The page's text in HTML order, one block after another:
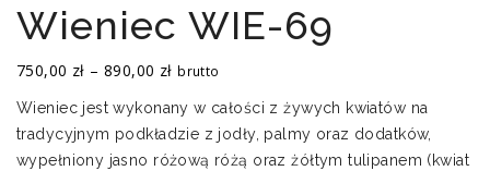
Wieniec WIE-69
750,00 zł – 890,00 złZakres
od
750,00 zł
brutto
Wieniec jest wykonany w całości z żywych kwiatów na
tradycyjnym podkładzie z jodły, palmy oraz dodatków,
wypełniony jasno różową różą oraz żółtym tulipanem (kwiat